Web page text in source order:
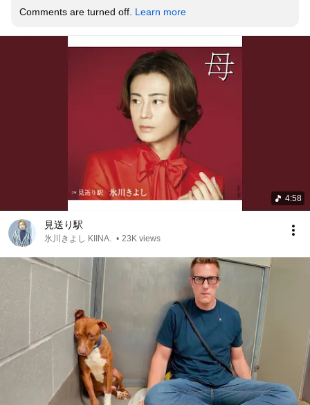
Comments are turned off. Learn more
4:58
見送り駅
氷川きよし KIINA. • 23K views